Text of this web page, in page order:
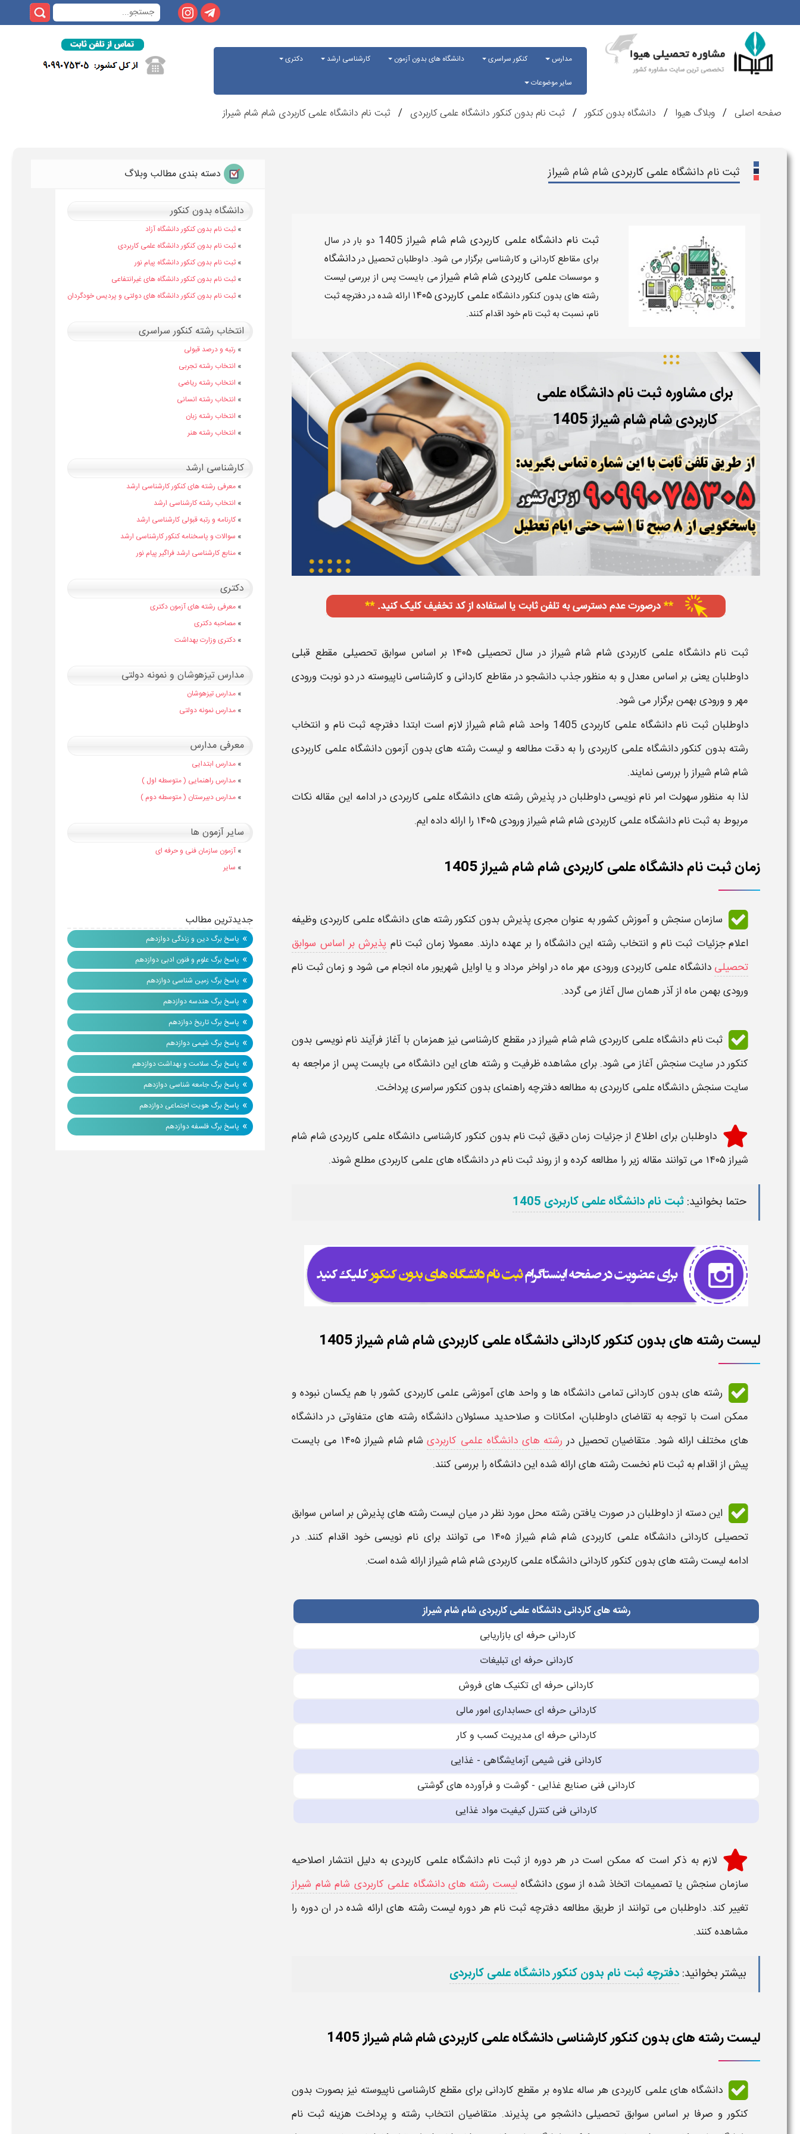
مدارس کنکور سراسری دانشگاه های بدون آزمون کارشناسی ارشد
دکتری
سایر موضوعات
صفحه اصلی وبلاگ هیوا دانشگاه بدون کنکور ثبت نام بدون کنکور دانشگاه علمی کاربردی ثبت نام دانشگاه علمی کاربردی شام شام شیراز
ثبت نام دانشگاه علمی کاربردی شام شام شیراز
ثبت نام دانشگاه علمی کاربردی شام شام شیراز 1405 دو بار در سال
برای مقاطع کاردانی و کارشناسی برگزار می شود. داوطلبان تحصیل دردانشگاه
و موسسات علمی کاربردی شام شام شیرازمی بایست پس از بررسی لیست
رشته های بدون کنکور دانشگاه علمی کاربردی۱۴۰۵ ارائه شده در دفترچه ثبت
نام، نسبت به ثبت نام خود اقدام کنند.
برای مشاوره ثبت نام دانشگاه علمی
کاربردی شام شام شیراز1405
ثبت نام دانشگاه علمی کاربردی شام شام شیراز در سال تحصیلی ۱۴۰۵ بر اساس سوابق تحصیلی مقطع قبلی
داوطلبان یعنی بر اساس معدل و به منظور جذب دانشجو در مقاطع کاردانی و کارشناسی ناپیوسته در دو نوبت ورودی
مهرو ورودیبهمنبرگزار می شود.
داوطلبان ثبت نام دانشگاه علمی کاربردی1405 واحد شام شام شیراز لازم است ابتدا دفترچه ثبت نام و انتخاب
رشته بدون کنکور دانشگاه علمی کاربردی را به دقت مطالعه و لیست رشته های بدون آزمون دانشگاه علمی کاربردی
شام شام شیراز را بررسی نمایند.
لذا به منظور سهولت امر نام نویسی داوطلبان در پذیرش رشته هایدانشگاه علمی کاربردیدر ادامه این مقاله نکات
مربوط به ثبت نام دانشگاه علمی کاربردی شام شام شیرازورودی ۱۴۰۵ را ارائه داده ایم.
زمان ثبت نام دانشگاه علمی کاربردی شام شام شیراز 1405
سازمان سنجش و آموزش کشور به عنوان مجری پذیرش بدون کنکور رشته های دانشگاه علمی کاربردی وظیفه
اعلام جزئیات ثبت نام و انتخاب رشته ایندانشگاه را بر عهده دارند. معمولا زمان ثبت نام پذیرش بر اساس سوابق
تحصیلی دانشگاه علمی کاربردی ورودی مهر ماه در اواخر مرداد و یا اوایل شهریور ماه انجام می شود و زمانثبت نام
ورودی بهمن ماه از آذر همان سال آغاز می گردد.
ثبت نام دانشگاه علمی کاربردی شام شام شیراز در مقطع کارشناسینیز همزمان با آغاز فرآیند نام نویسی بدون
کنکور در سایت سنجش آغاز می شود. برای مشاهده ظرفیت و رشته های این دانشگاه می بایست پس از مراجعه به
سایت سنجش دانشگاه علمی کاربردی به مطالعه دفترچه راهنمای بدون کنکور سراسری پرداخت.
داوطلبان برای اطلاع از جزئیات زمان دقیق ثبت نام بدون کنکور کارشناسی دانشگاه علمی کاربردی شام شام
شیراز ۱۴۰۵
می توانند مقاله زیر را مطالعه کرده و از روند ثبت نام در دانشگاه های علمی کاربردی مطلع شوند.
حتما بخوانید:ثبت نام دانشگاه علمی کاربردی 1405
لیست رشته های بدون کنکور کاردانی دانشگاه علمی کاربردی شام شام شیراز 1405
رشته های بدون کاردانی تمامی دانشگاه ها و واحد های آموزشی علمی کاربردی کشور با هم یکسان نبوده و
ممکن است با توجه به تقاضای داوطلبان، امکانات و صلاحدید مسئولاندانشگاه رشته های متفاوتی در دانشگاه
های مختلف ارائه شود. متقاضیان تحصیل در رشته های دانشگاه علمی کاربردیشام شام شیراز ۱۴۰۵
می بایست
پیش از اقدام به ثبت نامنخست رشته های ارائه شده ایندانشگاه را بررسی کنند.
این دسته از داوطلبان در صورت یافتن رشته محل مورد نظر در میان لیست رشته هایپذیرش بر اساس سوابق
تحصیلی کاردانی دانشگاه علمی کاربردی شام شام شیراز ۱۴۰۵
می توانند برای نام نویسی خود اقدام کنند. در
ادامه لیست رشته های بدون کنکور کاردانی دانشگاه علمی کاربردی شام شام شیرازارائه شده است.
رشته های کاردانی دانشگاه علمی کاربردی شام شام شیراز
کاردانی حرفه ای بازاریابی
کاردانی حرفه ای تبلیغات
کاردانی حرفه ای تکنیک های فروش
کاردانی حرفه ای حسابداری امور مالی
کاردانی حرفه ای مدیریت کسب و کار
کاردانی فنی شیمی آزمایشگاهی - غذایی
کاردانی فنی صنایع غذایی - گوشت و فرآورده های گوشتی
کاردانی فنی کنترل کیفیت مواد غذایی
لازم به ذکر است که ممکن است در هر دوره از ثبت نام دانشگاه علمی کاربردیبه دلیل انتشار اصلاحیه
سازمان سنجش یا تصمیمات اتخاذ شده از سوی دانشگاهلیست رشته های دانشگاه علمی کاربردی شام شام شیراز
تغییر کند. داوطلبان می توانند از طریق مطالعه دفترچه ثبت نام هر دوره لیست رشته های ارائه شده در ان دوره را
مشاهده کنند.
بیشتر بخوانید:دفترچه ثبت نام بدون کنکور دانشگاه علمی کاربردی
لیست رشته های بدون کنکور کارشناسی دانشگاه علمی کاربردی شام شام شیراز 1405
دانشگاه های علمی کاربردی هر ساله علاوه بر مقطع کاردانیبرای مقطع کارشناسی ناپیوسته نیز بصورت بدون
کنکور و صرفا بر اساس سوابق تحصیلی دانشجو می پذیرند. متقاضیان انتخاب رشته و پرداخت هزینه ثبت نام
دسته بندی مطالب وبلاگ
دانشگاه بدون کنکور
» ثبت نام بدون کنکور دانشگاه آزاد
» ثبت نام بدون کنکور دانشگاه علمی کاربردی
» ثبت نام بدون کنکور دانشگاه پیام نور
» ثبت نام بدون کنکور دانشگاه های غیرانتفاعی
» ثبت نام بدون کنکور دانشگاه های دولتی و پردیس خودگردان
انتخاب رشته کنکور سراسری
» رتبه و درصد قبولی
» انتخاب رشته تجربی
» انتخاب رشته ریاضی
» انتخاب رشته انسانی
» انتخاب رشته زبان
» انتخاب رشته هنر
کارشناسی ارشد
» معرفی رشته های کنکور کارشناسی ارشد
» انتخاب رشته کارشناسی ارشد
» کارنامه و رتبه قبولی کارشناسی ارشد
» سوالات و پاسخنامه کنکور کارشناسی ارشد
» منابع کارشناسی ارشد فراگیر پیام نور
دکتری
» معرفی رشته های آزمون دکتری
» مصاحبه دکتری
» دکتری وزارت بهداشت
مدارس تیزهوشان و نمونه دولتی
» مدارس تیزهوشان
» مدارس نمونه دولتی
معرفی مدارس
» مدارس ابتدایی
» مدارس راهنمایی ( متوسطه اول )
» مدارس دبیرستان ( متوسطه دوم )
سایر آزمون ها
» آزمون سازمان فنی و حرفه ای
» سایر
جدیدترین مطالب
» پاسخ برگ دین و زندگی دوازدهم
» پاسخ برگ علوم و فنون ادبی دوازدهم
» پاسخ برگ زمین شناسی دوازدهم
» پاسخ برگ هندسه دوازدهم
» پاسخ برگ تاریخ دوازدهم
» پاسخ برگ شیمی دوازدهم
» پاسخ برگ سلامت و بهداشت دوازدهم
» پاسخ برگ جامعه شناسی دوازدهم
» پاسخ برگ هویت اجتماعی دوازدهم
» پاسخ برگ فلسفه دوازدهم